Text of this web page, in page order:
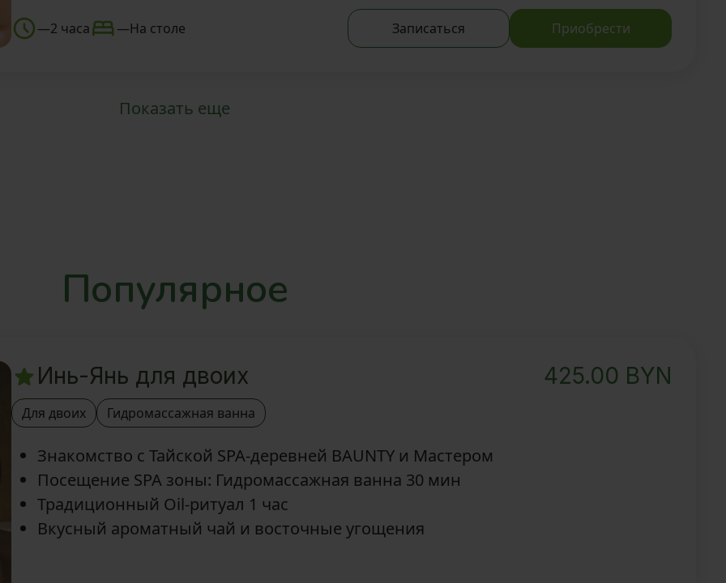
—2 часа —На столе Записаться Приобрести
Показать еще
Популярное
Инь-Янь для двоих 425.00 BYN
Для двоих Гидромассажная ванна
Знакомство с Тайской SPA-деревней BAUNTY и Мастером
Посещение SPA зоны: Гидромассажная ванна 30 мин
Традиционный Oil-ритуал 1 час
Вкусный ароматный чай и восточные угощения